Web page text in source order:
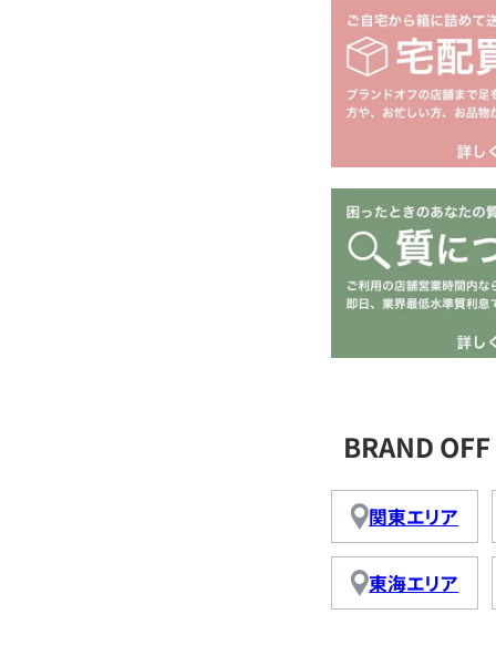
BRAND
関東エリア
東海エリア